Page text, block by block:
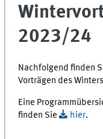
2023/24
Nachfolgend finden
Vorträgen des
Eine
finden Sie
hier.